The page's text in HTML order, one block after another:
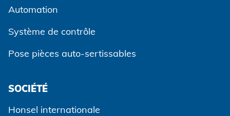
Automation
Système de contrôle
Pose pièces auto-sertissables
SOCIÉTÉ
Honsel internationale